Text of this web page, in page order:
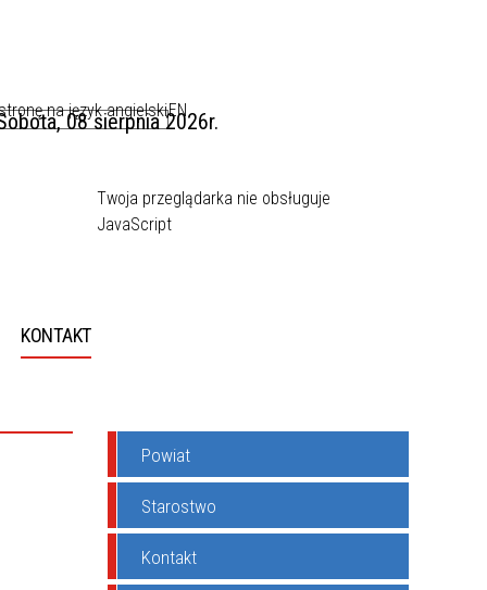
EN
Twoja przeglądarka nie obsługuje
JavaScript
08 sierpnia 2026r.
KONTAKT
Powiat
Starostwo
Kontakt